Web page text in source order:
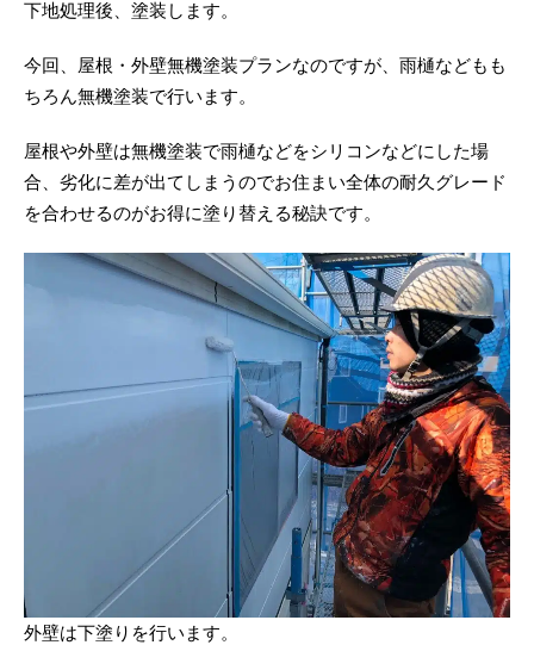
下地処理後、塗装します。
今回、屋根・外壁無機塗装プランなのですが、雨樋などもも
ちろん無機塗装で行います。
屋根や外壁は無機塗装で雨樋などをシリコンなどにした場
合、劣化に差が出てしまうのでお住まい全体の耐久グレード
を合わせるのがお得に塗り替える秘訣です。
外壁は下塗りを行います。